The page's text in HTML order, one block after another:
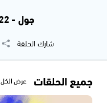
جول - 26.08.2022
شارك الحلقة
جميع الحلقات عرض الكل